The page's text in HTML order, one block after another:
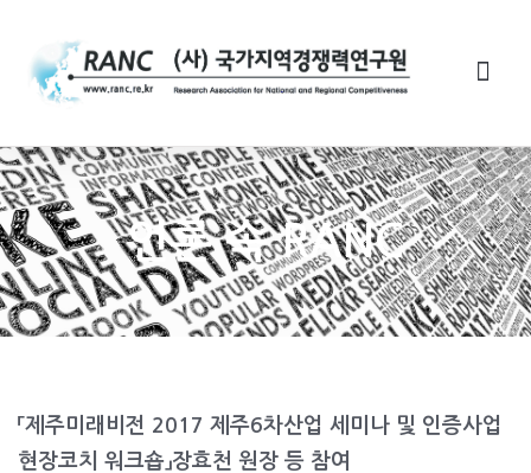
언론 속 RANC
「제주미래비전 2017 제주6차산업 세미나 및 인증사업
현장코치 워크숍」장효천 원장 등 참여